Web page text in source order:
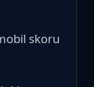
skoru